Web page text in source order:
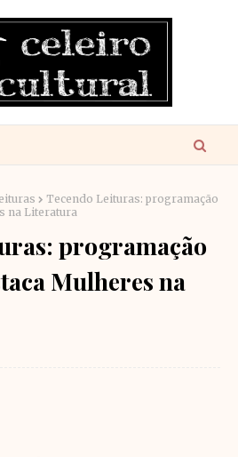
Tecendo Leituras: programação
na Literatura
programação
Mulheres na